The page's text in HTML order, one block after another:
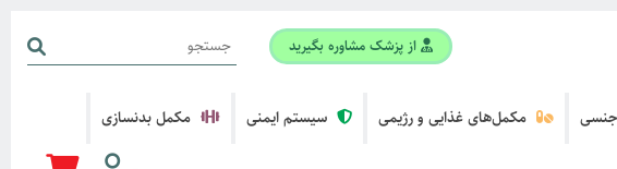
از پزشک مشاوره بگیرید
مکمل‌های غذایی و رژیمی سیستم ایمنی مکمل بدنسازی